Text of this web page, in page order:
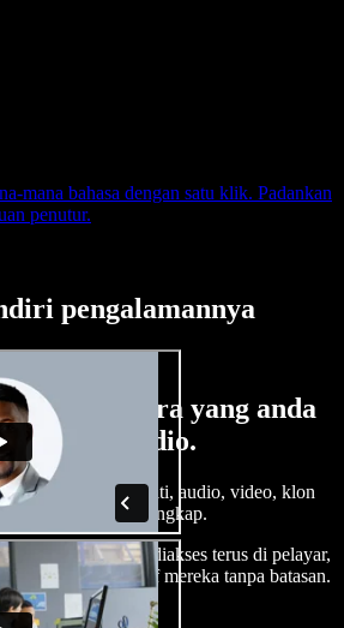
mana bahasa dengan satu klik. Padankan
penutur.
pengalamannya
perkara yang anda
Studio.
imej stok tanpa royalti, audio, video, klon
audio video yang lengkap.
dan semua boleh diakses terus di pelayar,
segala idea kreatif mereka tanpa batasan.